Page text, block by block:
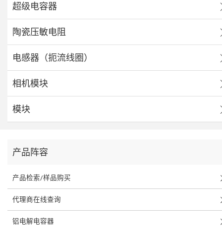
超级电容器
陶瓷压敏电阻
电感器（扼流线圈）
相机模块
模块
产品阵容
产品检索/样品购买
代理商在线查询
铝电解电容器